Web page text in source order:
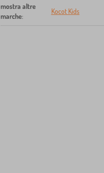
mostra altre
marche:
Kocot Kids